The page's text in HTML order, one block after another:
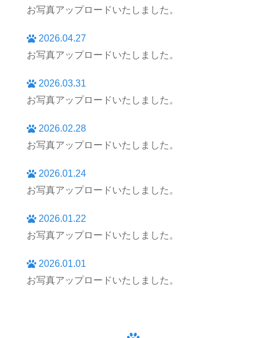
お写真アップロードいたしました。
2026.04.27
お写真アップロードいたしました。
2026.03.31
お写真アップロードいたしました。
2026.02.28
お写真アップロードいたしました。
2026.01.24
お写真アップロードいたしました。
2026.01.22
お写真アップロードいたしました。
2026.01.01
お写真アップロードいたしました。